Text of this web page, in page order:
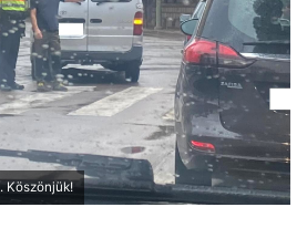
Köszönjük!